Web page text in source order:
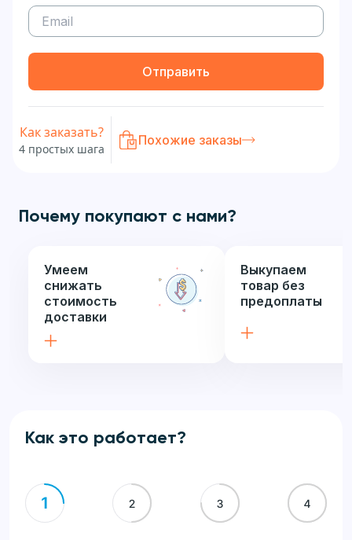
Отправить
Как заказать?
4 простых шага
Похожие заказы
Почему покупают с нами?
Умеем
снижать
стоимость
доставки
Выкупаем
товар без
предоплаты
Как это работает?